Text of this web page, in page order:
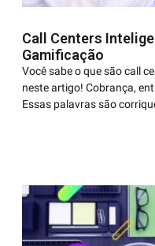
Call Centers
Gamificação
Você sabe o que são call
neste artigo! Cobrança,
Essas palavras são